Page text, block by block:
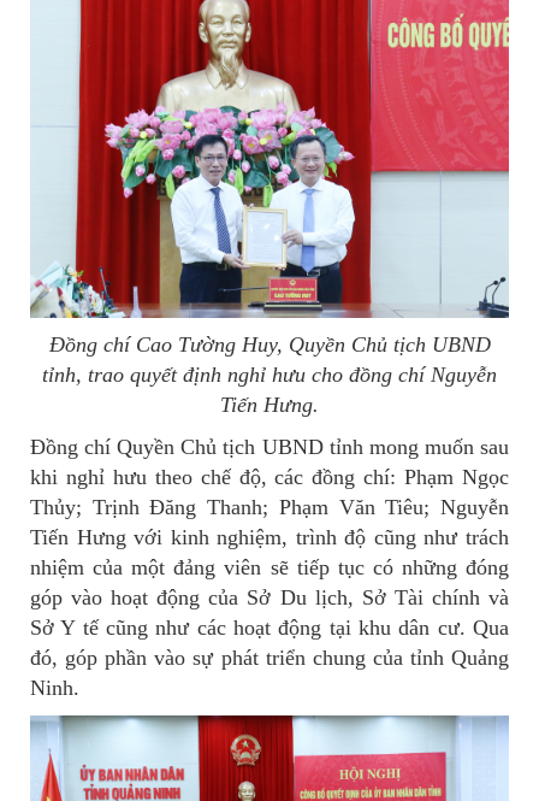
Đồng chí Cao Tường Huy, Quyền Chủ tịch UBND
tỉnh, trao quyết định nghỉ hưu cho đồng chí Nguyễn
Tiến Hưng.
Đồng chí Quyền Chủ tịch UBND tỉnh mong muốn sau
khi nghỉ hưu theo chế độ, các đồng chí: Phạm Ngọc
Thủy; Trịnh Đăng Thanh; Phạm Văn Tiêu; Nguyễn
Tiến Hưng với kinh nghiệm, trình độ cũng như trách
nhiệm của một đảng viên sẽ tiếp tục có những đóng
góp vào hoạt động của Sở Du lịch, Sở Tài chính và
Sở Y tế cũng như các hoạt động tại khu dân cư. Qua
đó, góp phần vào sự phát triển chung của tỉnh Quảng
Ninh.